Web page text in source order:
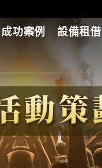
成功案例 設備租借